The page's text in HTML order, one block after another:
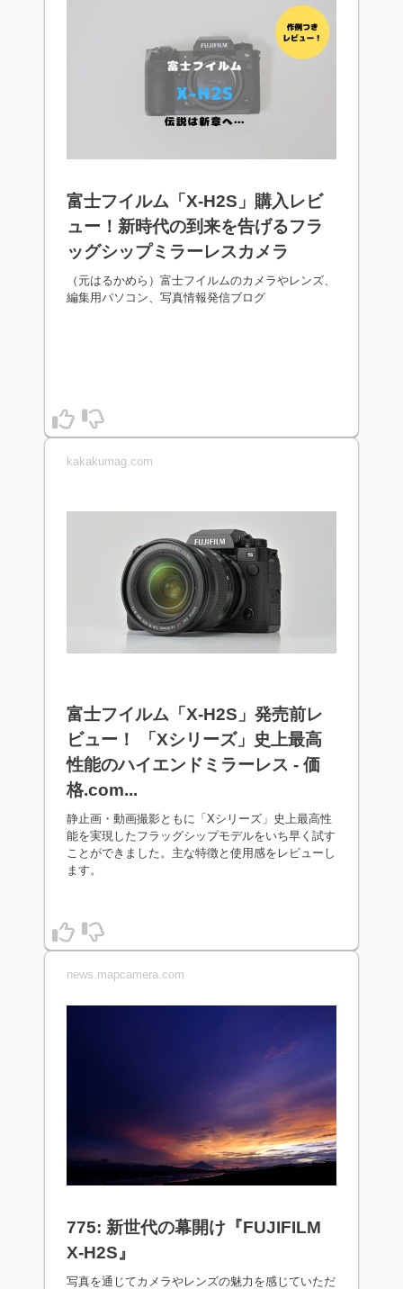
富士フイルム「X-H2S」購入レビ
ュー！新時代の到来を告げるフラ
ッグシップミラーレスカメラ
（元はるかめら）富士フイルムのカメラやレンズ、
編集用パソコン、写真情報発信ブログ
kakakumag.com
富士フイルム「X-H2S」発売前レ
ビュー！ 「Xシリーズ」史上最高
性能のハイエンドミラーレス - 価
格.com...
静止画・動画撮影ともに「Xシリーズ」史上最高性
能を実現したフラッグシップモデルをいち早く試す
ことができました。主な特徴と使用感をレビューし
ます。
news.mapcamera.com
775: 新世代の幕開け『FUJIFILM
X-H2S』
写真を通じてカメラやレンズの魅力を感じていただ